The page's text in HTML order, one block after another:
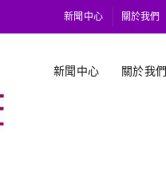
新聞中心 關於我們
新聞中心 關於我們